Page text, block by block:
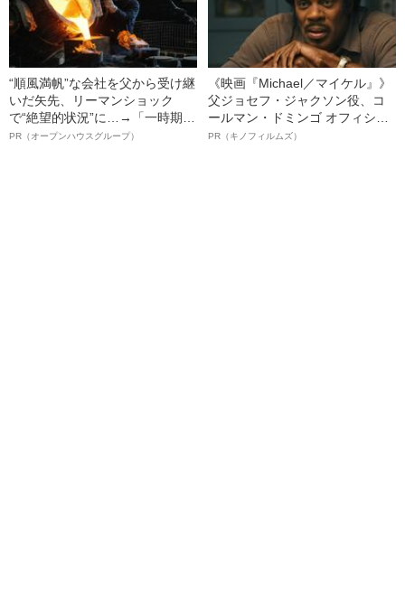
“順風満帆”な会社を父から受け継
いだ矢先、リーマンショック
で“絶望的状況”に…→「一時期は
納品3年待ち」のヒット商品を生
PR（オープンハウスグループ）
《映画『Michael／マイケル』》
父ジョセフ・ジャクソン役、コ
ールマン・ドミンゴ オフィシャ
ルインタビュー“観客を魅了した
PR（キノフィルムズ）